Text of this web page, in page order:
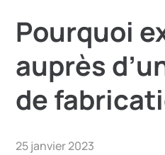
Pourquoi
auprès
de
25 janvier 2023